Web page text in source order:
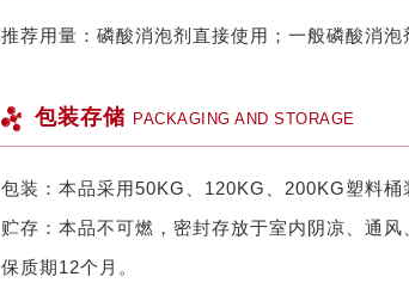
推荐用量：磷酸消泡剂直接使用；一般磷酸消
包装存储 PACKAGING AND STORAGE
包装：本品采用50KG、120KG、200KG塑料桶
贮存：本品不可燃，密封存放于室内阴凉、通
保质期12个月。